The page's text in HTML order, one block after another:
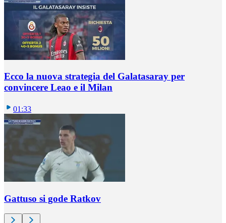
Ecco la nuova strategia del Galatasaray per
convincere Leao e il Milan
01:33
Gattuso si gode Ratkov